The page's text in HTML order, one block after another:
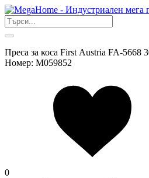
Преса за коса First Аustria FA-
Номер: M059852
0